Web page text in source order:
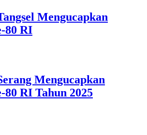
Mengucapkan
80 RI
Mengucapkan
RI Tahun 2025